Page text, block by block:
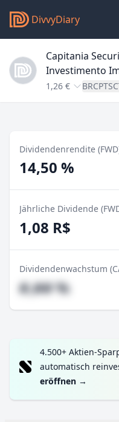
DivvyDiary
Capitania
Investimento
1,26 €
Dividendenrendite
14,50 %
Jährliche Dividende
1,08 R$
Dividendenwachstum
#,## %
4.500+ Aktien-
automatisch
eröffnen →